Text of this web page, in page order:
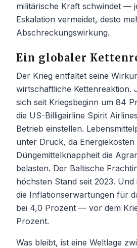
militärische Kraft schwindet —
Eskalation vermeidet, desto
Abschreckungswirkung.
Ein globaler
Der Krieg entfaltet seine
wirtschaftliche Kettenreaktion.
sich seit Kriegsbeginn um 84
die US-Billigairline Spirit
Betrieb einstellen.
unter Druck, da Energiekosten
Düngemittelknappheit die
belasten. Der Baltische
höchsten Stand seit 2023. Und
die Inflationserwartungen für
bei 4,0 Prozent — vor dem
Prozent.
Was bleibt, ist eine Weltlage